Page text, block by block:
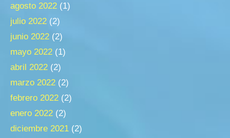
agosto 2022 (1)
julio 2022 (2)
junio 2022 (2)
mayo 2022 (1)
abril 2022 (2)
marzo 2022 (2)
febrero 2022 (2)
enero 2022 (2)
diciembre 2021 (2)